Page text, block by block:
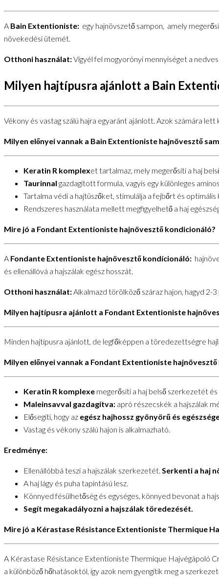
A Bain Extentioniste: egy hajnövszető sampon, amely
növekedési ütemét.
Otthoni használat:Vigyél fel mogyorónyi mennyiséget a
Milyen hajtípusra ajánlott a Bain
Vékony és vastag szálú hajra egyaránt ajánlott. Azok számára
Milyen előnyei vannak a Bain Extentioniste hajnövesztő
Keratin R komplexet tartalmaz, mely megerősíti a haj
Taurinnal gazdagított formula, vagyis egy különleges
Tartalma védi a hajtüszőket, stimulálja a fejbőrt és
Rendszeres használata mellett megfigyelhető a haj
Mire jó a Fondant Extentioniste hajnövesztő kondicionáló?
A Fondante Extentioniste hajnövesztő kondícionáló:
és ellenállóvá a hajszálak egész hosszát.
Otthoni használat:Alkalmazd törölköző száraz hajon, hagyd 2-
Milyen hajtípusra ajánlott a Fondant Extentioniste
Minden hajtípusra ajánlott, de legfőképpen a töredezettségre
Milyen előnyei vannak a Fondant Extentioniste
Keratin R komplexe megerősíti a haj belső szerkezetét
Maleinsavval gazdagítva: apró részecskék a hajszálak
Elősegíti, hogy az egész hajhossz gyönyörű és
Vastag és vékony szálú hajon is alkalmazható.
Eredménye:
Ellenállóbbá teszi a hajszálak szerkezetét. Serkenti a haj
A haj lágy és puha tapintású lesz.
Könnyed fésülhetőség és egységes, könnyed bevonat a
Segít megakadályozni a hajszálak töredezését.
Mire jó a Kérastase Résistance Extentioniste Thermique
A Kérastase Résistance Extentioniste Thermique Hajvégápoló
a különböző hőhatásoktól, így azok nem gyengítik meg a